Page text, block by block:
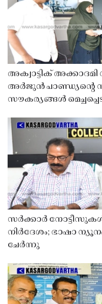
അക്വാട്ടിക്
അർജുൻ പാണ്ഡ്യൻ്റെ
സൗകര്യങ്ങൾ
സർക്കാർ
നിർദേശം; ഭാഷാ
ചേർന്നു